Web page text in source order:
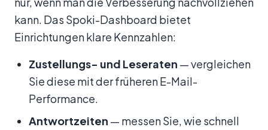
kann. Das Spoki-Dashboard bietet
Einrichtungen klare Kennzahlen:
Zustellungs- und Leseraten — vergleichen
Sie diese mit der früheren E-Mail-
Performance.
Antwortzeiten — messen Sie, wie schnell